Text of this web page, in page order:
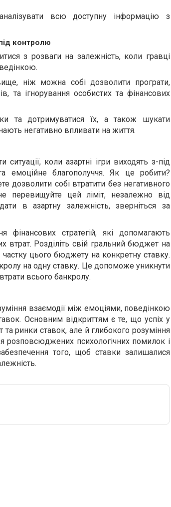
всю доступну інформацію з
контролю
з розваги на залежність, коли гравці
ніж можна собі дозволити програти,
та ігнорування особистих та фінансових
та дотримуватися їх, а також шукати
негативно впливати на життя.
коли азартні ігри виходять з-під
емоційне благополуччя. Як це робити?
дозволити собі втратити без негативного
перевищуйте цей ліміт, незалежно від
в азартну залежність, зверніться за
фінансових стратегій, які допомагають
Розділіть свій гральний бюджет на
цього бюджету на конкретну ставку.
на одну ставку. Це допоможе уникнути
всього банкролу.
взаємодії між емоціями, поведінкою
Основним відкриттям є те, що успіх у
ринки ставок, але й глибокого розуміння
розповсюджених психологічних помилок і
того, щоб ставки залишалися